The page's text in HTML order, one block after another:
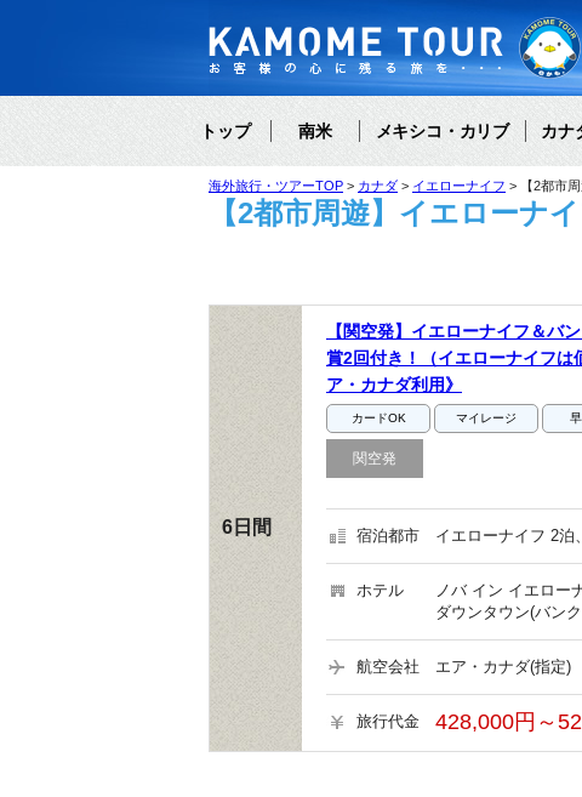
トップ 南米 メキシコ・カリブ カナ
海外旅行・ツアーTOP カナダ イエローナイフ 【2都市
【2都市周遊】イエローナ
6日間
【関空発】イエローナイフ＆バ
賞2回付き！（イエローナイフ
ア・カナダ利用》
カードOK マイレージ
関空発
宿泊都市 イエローナイフ 2泊
ホテル
ノバ イン イエロー
ダウンタウン(バン
航空会社 エア・カナダ(指定)
旅行代金 428,000円～